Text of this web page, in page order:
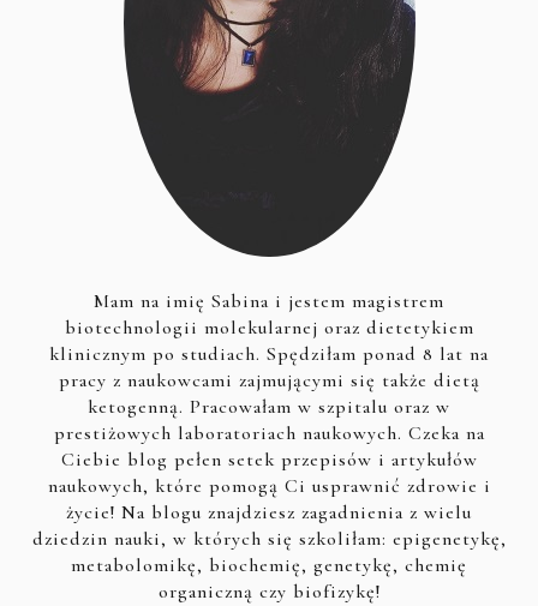
Mam na imię Sabina i jestem magistrem
biotechnologii molekularnej oraz dietetykiem
klinicznym po studiach. Spędziłam ponad 8 lat na
pracy z naukowcami zajmującymi się także dietą
ketogenną. Pracowałam w szpitalu oraz w
prestiżowych laboratoriach naukowych. Czeka na
Ciebie blog pełen setek przepisów i artykułów
naukowych, które pomogą Ci usprawnić zdrowie i
życie! Na blogu znajdziesz zagadnienia z wielu
dziedzin nauki, w których się szkoliłam: epigenetykę,
metabolomikę, biochemię, genetykę, chemię
organiczną czy biofizykę!